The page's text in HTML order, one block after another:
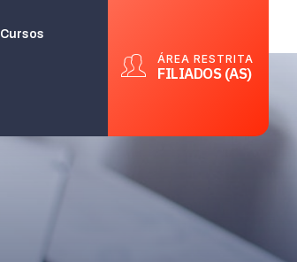
Cursos
ÁREA RESTRITA
FILIADOS (AS)